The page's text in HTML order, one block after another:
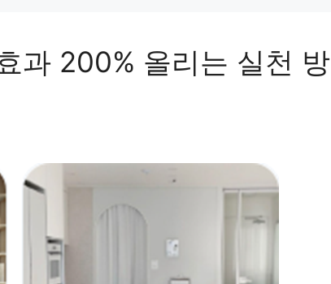
과 200% 올리는 실천 방